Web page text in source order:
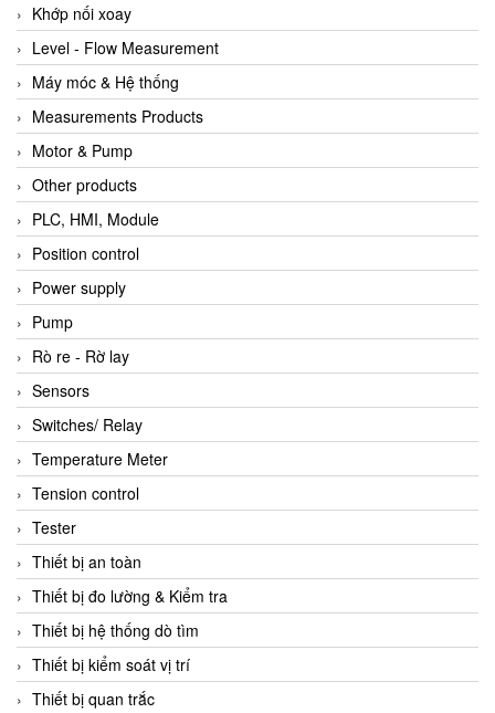
Khớp nối xoay
Level - Flow Measurement
Máy móc & Hệ thống
Measurements Products
Motor & Pump
Other products
PLC, HMI, Module
Position control
Power supply
Pump
Rò re - Rờ lay
Sensors
Switches/ Relay
Temperature Meter
Tension control
Tester
Thiết bị an toàn
Thiết bị đo lường & Kiểm tra
Thiết bị hệ thống dò tìm
Thiết bị kiểm soát vị trí
Thiết bị quan trắc